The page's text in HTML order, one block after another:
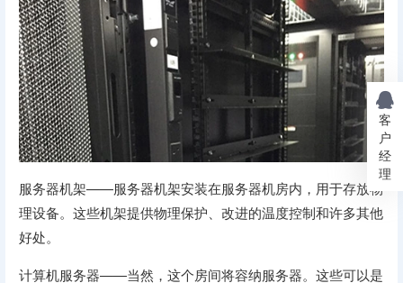
服务器机架——服务器机架安装在服务器机房内，用于存放物
理设备。这些机架提供物理保护、改进的温度控制和许多其他
好处。
计算机服务器——当然，这个房间将容纳服务器。这些可以是
客
户
经
理